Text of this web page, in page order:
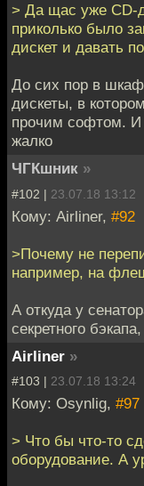
> Да щас уже CD-
приколько было
дискет и давать
До сих пор в
дискеты, в
прочим софтом. И
жалко
ЧГКшник »
#102 | 23.07.18 13:12
Кому: Airliner, #92
>Почему не
например, на
А откуда у
секретного
Airliner »
#103 | 23.07.18 13:24
Кому: Osynlig, #97
> Что бы что-то
оборудование. А